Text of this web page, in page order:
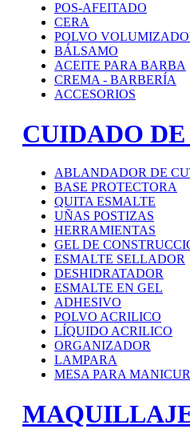
POS-AFEITADO
CERA
POLVO
BÁLSAMO
ACEITE PARA BARBA
CREMA - BARBERÍA
ACCESORIOS
CUIDADO DE
ABLANDADOR DE
BASE PROTECTORA
QUITA ESMALTE
UÑAS POSTIZAS
HERRAMIENTAS
GEL DE
ESMALTE SELLADOR
DESHIDRATADOR
ESMALTE EN GEL
ADHESIVO
POLVO ACRILICO
LÍQUIDO ACRILICO
ORGANIZADOR
LAMPARA
MESA PARA